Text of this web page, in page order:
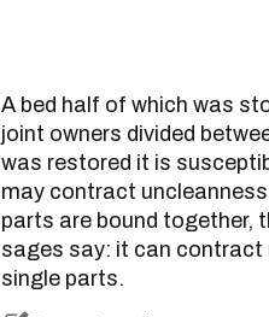
A bed half of which was
joint owners divided
was restored it is
may contract
parts are bound together,
sages say: it can contract
single parts.